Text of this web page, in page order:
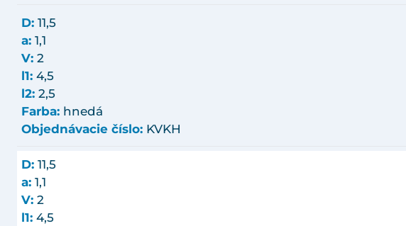
D: 11,5
a: 1,1
V: 2
l1: 4,5
l2: 2,5
Farba: hnedá
Objednávacie číslo: KVKH
D: 11,5
a: 1,1
V: 2
l1: 4,5